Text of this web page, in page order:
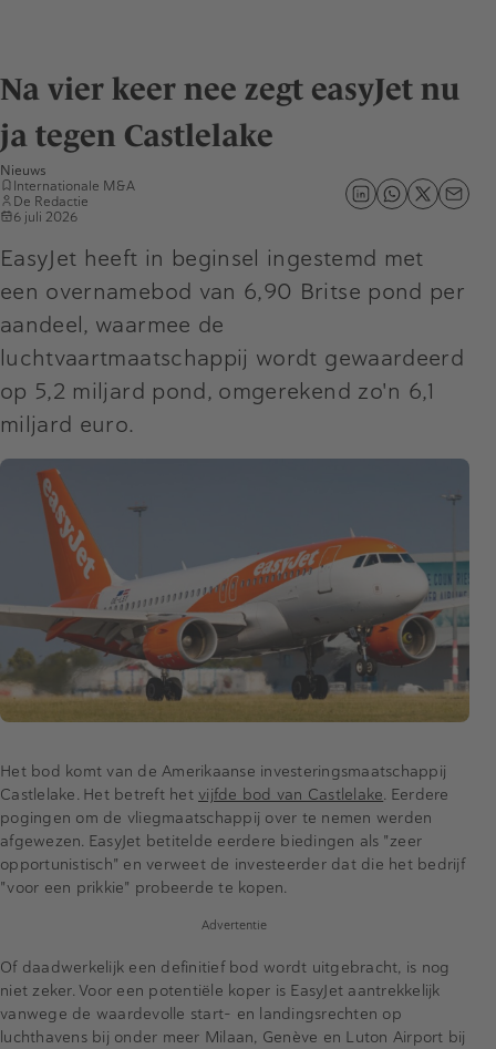
Na vier keer nee zegt easyJet nu
ja tegen Castlelake
Nieuws
Internationale M&A
De Redactie
6 juli 2026
EasyJet heeft in beginsel ingestemd met
een overnamebod van 6,90 Britse pond per
aandeel, waarmee de
luchtvaartmaatschappij wordt gewaardeerd
op 5,2 miljard pond, omgerekend zo'n 6,1
miljard euro.
Het bod komt van de Amerikaanse investeringsmaatschappij
Castlelake. Het betreft het vijfde bod van Castlelake. Eerdere
pogingen om de vliegmaatschappij over te nemen werden
afgewezen. EasyJet betitelde eerdere biedingen als "zeer
opportunistisch" en verweet de investeerder dat die het bedrijf
"voor een prikkie" probeerde te kopen.
Advertentie
Of daadwerkelijk een definitief bod wordt uitgebracht, is nog
niet zeker. Voor een potentiële koper is EasyJet aantrekkelijk
vanwege de waardevolle start- en landingsrechten op
luchthavens bij onder meer Milaan, Genève en Luton Airport bij